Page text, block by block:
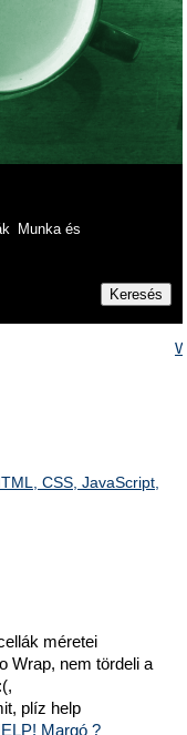
Munka és
CSS, JavaScript,
méretei
Wrap, nem tördeli a
plíz help
Margó ?